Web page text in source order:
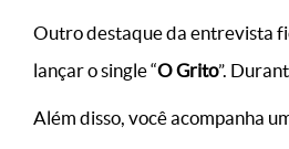
Outro destaque da entrevista
lançar o single “O Grito”.
Além disso, você acompanha